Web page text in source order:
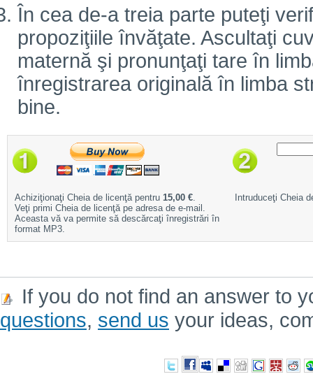
În cea de-a treia parte puteţi
propoziţiile învăţate. Ascultaţi
maternă şi pronunţaţi tare în
înregistrarea originală în limba
bine.
Achiziţionaţi Cheia de licenţă pentru 15,00 €.
Veţi primi Cheia de licenţă pe adresa de e-mail.
Aceasta vă va permite să descărcaţi înregistrări în
format MP3.
Intruduceţi Cheia
If you do not find an answer to
questions, send us your ideas,